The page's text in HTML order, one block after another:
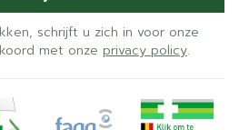
schrijft u zich in voor onze
met onze privacy policy.